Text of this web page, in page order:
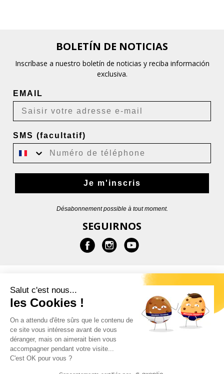
BOLETÍN DE NOTICIAS
Inscríbase a nuestro boletín de noticias y reciba información
exclusiva.
EMAIL
SMS (facultatif)
Je m'inscris
Désabonnement possible à tout moment.
SEGUIRNOS
AYUDA
CONTACTOS
Salut c'est nous...
les Cookies !
On a attendu d'être sûrs que le contenu de
ce site vous intéresse avant de vous
déranger, mais on aimerait bien vous
accompagner pendant votre visite...
C'est OK pour vous ?